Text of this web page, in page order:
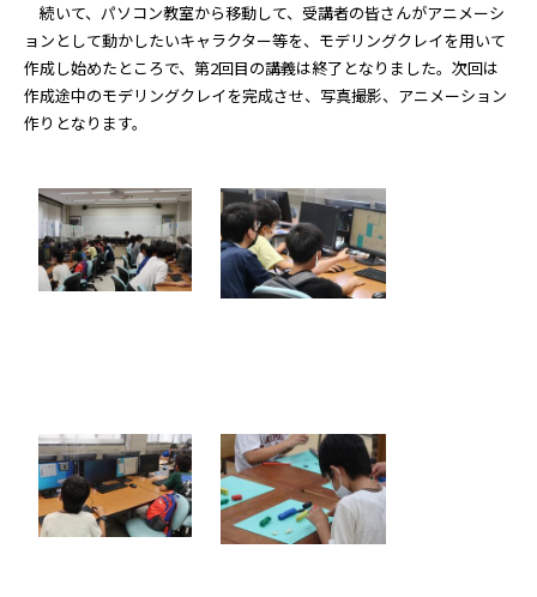
続いて、パソコン教室から移動して、受講者の皆さんがアニメーシ
ョンとして動かしたいキャラクター等を、モデリングクレイを用いて
作成し始めたところで、第2回目の講義は終了となりました。次回は
作成途中のモデリングクレイを完成させ、写真撮影、アニメーション
作りとなります。